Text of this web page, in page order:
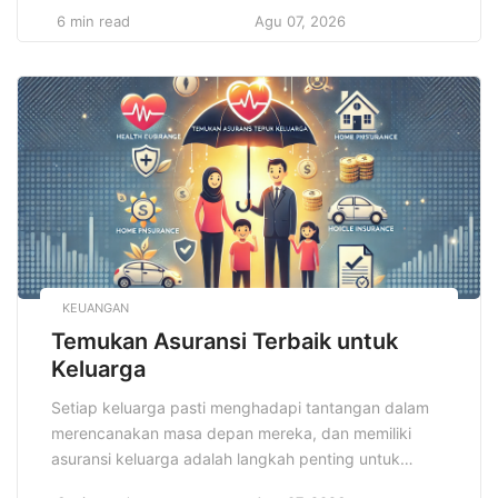
membuat tubuh menjadi lebih kuat dan bugar, tetapi
signifikan dalam berbagai aspek, baik fisik maupun
mental. Banyak orang telah merasakan perubahan
positif yang nyata […]
6 min read Agu 07, 2026
KEUANGAN
Temukan Asuransi Terbaik untuk
Keluarga
Setiap keluarga pasti menghadapi tantangan dalam
merencanakan masa depan mereka, dan memiliki
asuransi keluarga adalah langkah penting untuk